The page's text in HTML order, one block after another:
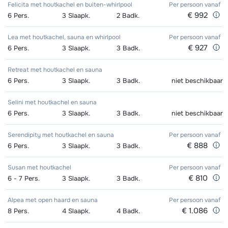
Excellent (Excellence) Schoenen (8
dagen)
afhankelijk
van week
Goud (Sensation) Ski's + Schoenen
+ Stokken (8 dagen)
afhankelijk
van week
Goud (Sensation) Ski's + Stokken (8
dagen)
afhankelijk
dagen)
van week
Zilver (Evolution) Ski's + Schoenen +
Stokken (8 dagen)
afhankelijk
van week
dagen)
van week
Kampioen (Champion) Ski's +
Stokken (8 dagen)
afhankelijk
van week
Kampioen (Champion) Schoenen (8
afhankelijk
Toekomst (Espoir) Ski's + Schoenen
+ Stokken (8 dagen)
afhankelijk
Toekomst (Espoir) Ski's + Stokken (8
dagen)
afhankelijk
van week
Toekomst (Espoir) Schoenen (8
dagen)
afhankelijk
van week
Mini Kid Ski's + Stokken + Schoenen
(8 dagen)
van week
Zilver (Evolution) Snowboard +
Boots (8 dagen)
afhankelijk
van week
Zilver (Evolution) Snowboard (8
dagen)
afhankelijk
Groepsles Ski Kind (5 t/m 12 jaar) 's
morgens - Beginner
afhankelijk
van week
Groepsles Ski Kind (5 t/m 12 jaar) 's
morgens - Gemiddeld
afhankelijk
Groepsles Ski Kind (5 t/m 12 jaar) 's
morgens - Gevorderd
afhankelijk
van week
Groepsles Ski Kind (5 t/m 12 jaar) 's
middags - Beginner
Groepsles Ski Kind (5 t/m 12 jaar) 's
middags - Gemiddeld
€ 245,00
Groepsles Ski Kind (5 t/m 12 jaar) 's
€ 245,00
Felicita met houtkachel en buiten-whirlpool Per persoonvanaf
6 Pers. 3 Slaapk. 2 Badk. € 992
Lea met houtkachel, sauna en whirlpool Per persoonvanaf
6 Pers. 3 Slaapk. 3 Badk. € 927
Retreat met houtkachel en sauna
6 Pers. 3 Slaapk. 3 Badk. niet beschikbaar
Selini met houtkachel en sauna
6 Pers. 3 Slaapk. 3 Badk. niet beschikbaar
Serendipity met houtkachel en sauna Per persoonvanaf
6 Pers. 3 Slaapk. 3 Badk. € 888
Susan met houtkachel Per persoonvanaf
6 - 7 Pers. 3 Slaapk. 3 Badk. € 810
Alpea met open haard en sauna Per persoonvanaf
8 Pers. 4 Slaapk. 4 Badk. € 1.086